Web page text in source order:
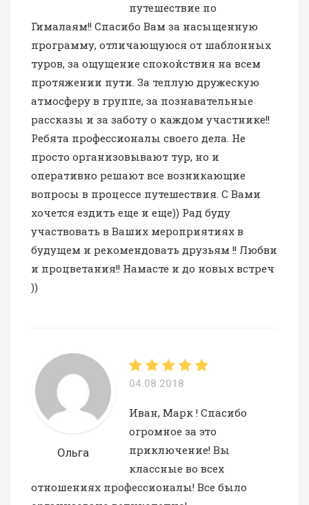
путешествие по
Гималаям!! Спасибо Вам за насыщенную
программу, отличающуюся от шаблонных
туров, за ощущение спокойствия на всем
протяжении пути. За теплую дружескую
атмосферу в группе, за познавательные
рассказы и за заботу о каждом участнике!!
Ребята профессионалы своего дела. Не
просто организовывают тур, но и
оперативно решают все возникающие
вопросы в процессе путешествия. С Вами
хочется ездить еще и еще)) Рад буду
участвовать в Ваших мероприятиях в
будущем и рекомендовать друзьям !! Любви
и процветания!! Намасте и до новых встреч
))
Ольга
04.08.2018
Иван, Марк ! Спасибо
огромное за это
приключение! Вы
классные во всех
отношениях профессионалы! Все было